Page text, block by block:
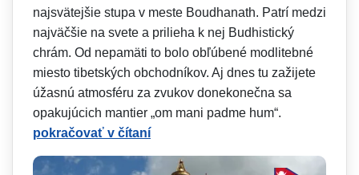
najsvätejšie stupa v meste Boudhanath. Patrí medzi
najväčšie na svete a prilieha k nej Budhistický
chrám. Od nepamäti to bolo obľúbené modlitebné
miesto tibetských obchodníkov. Aj dnes tu zažijete
úžasnú atmosféru za zvukov donekonečna sa
opakujúcich mantier „om mani padme hum“.
pokračovať v čítaní